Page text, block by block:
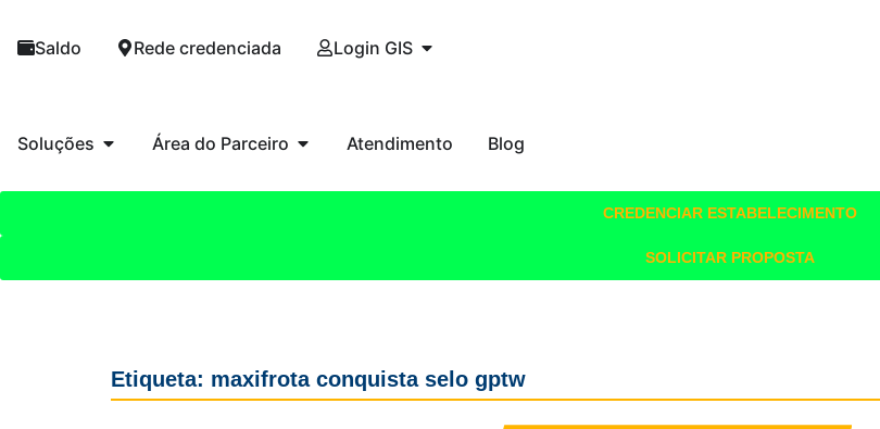
Saldo Rede credenciada Login GIS
Soluções Área do Parceiro Atendimento Blog
CREDENCIAR ESTABELECIMENTO
SOLICITAR PROPOSTA
Etiqueta: maxifrota conquista selo gptw